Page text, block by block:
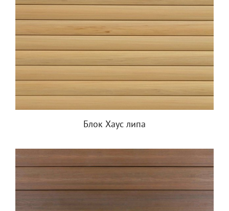
Блок Хаус липа